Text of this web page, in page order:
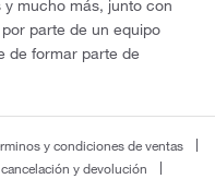
mucho más, junto con
parte de un equipo
de formar parte de
y condiciones de ventas
y devolución